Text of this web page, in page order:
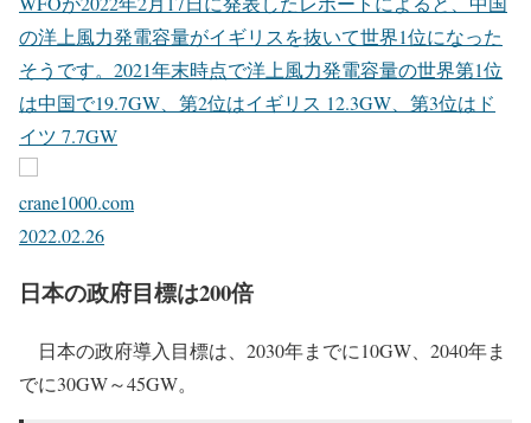
の洋上風力発電容量がイギリスを抜いて世界1位になった
そうです。2021年末時点で洋上風力発電容量の世界第1位
は中国で19.7GW、第2位はイギリス 12.3GW、第3位はド
イツ 7.7GW
crane1000.com
2022.02.26
日本の政府目標は200倍
日本の政府導入目標は、2030年までに10GW、2040年ま
でに30GW～45GW。